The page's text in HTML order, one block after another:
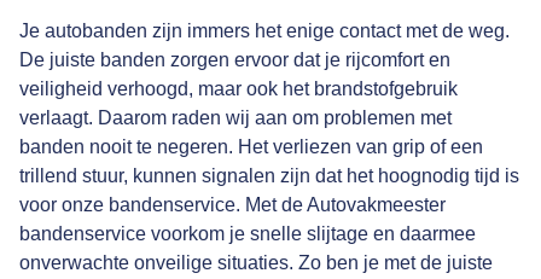
Je autobanden zijn immers het enige contact met de weg.
De juiste banden zorgen ervoor dat je rijcomfort en
veiligheid verhoogd, maar ook het brandstofgebruik
verlaagt. Daarom raden wij aan om problemen met
banden nooit te negeren. Het verliezen van grip of een
trillend stuur, kunnen signalen zijn dat het hoognodig tijd is
voor onze bandenservice. Met de Autovakmeester
bandenservice voorkom je snelle slijtage en daarmee
onverwachte onveilige situaties. Zo ben je met de juiste